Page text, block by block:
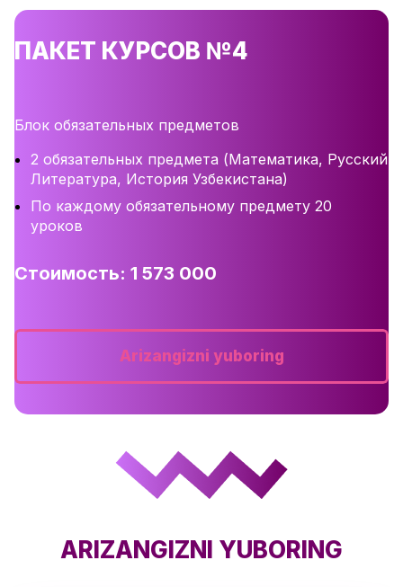
ПАКЕТ КУРСОВ №4
Блок обязательных предметов
2 обязательных предмета (Математика, Русский
Литература, История Узбекистана)
По каждому обязательному предмету 20
уроков
Стоимость: 1 573 000
Arizangizni yuboring
ARIZANGIZNI YUBORING